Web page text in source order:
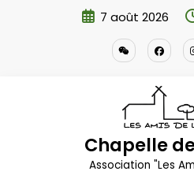
7 août 2026
Chapelle
Association "Les